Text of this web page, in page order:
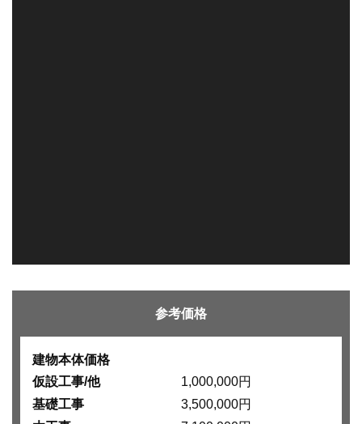
参考価格
建物本体価格
仮設工事/他
1,000,000円
基礎工事
3,500,000円